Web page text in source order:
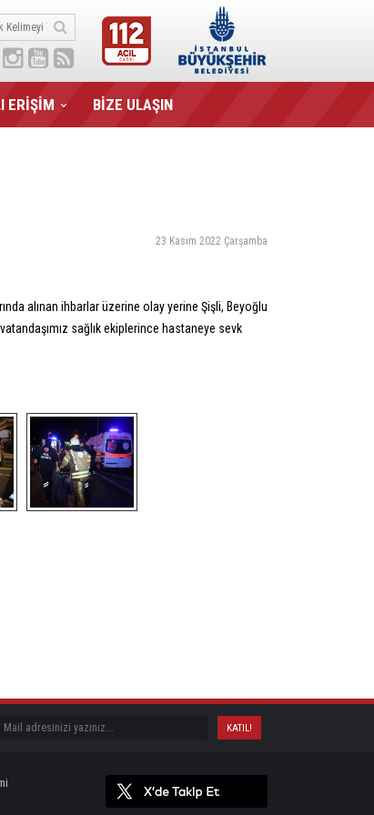
ERİŞİM BİZE ULAŞIN
23 Kasım 2022 Çarşamba
alınan ihbarlar üzerine olay yerine Şişli, Beyoğlu
sağlık ekiplerince hastaneye sevk